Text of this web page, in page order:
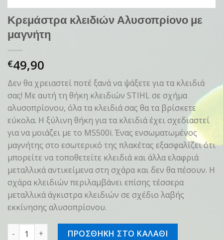
Κρεμάστρα κλειδιών Αλυσοπρίονο με
μαγνήτη
€49,90
Δεν θα χρειαστεί ποτέ ξανά να ψάξετε για τα κλειδιά
σας! Με αυτή τη θήκη κλειδιών STIHL σε σχήμα
αλυσοπρίονου, όλα τα κλειδιά σας θα τα βρίσκετε
εύκολα. Η ξύλινη θήκη για τα κλειδιά έχει σχεδιαστεί
για να μοιάζει με το MS500i. Ένας ενσωματωμένος
μαγνήτης στο εσωτερικό της πλακέτας εξασφαλίζει ότι
μπορείτε να τοποθετείτε κλειδιά και άλλα ελαφριά
μεταλλικά αντικείμενα στη σχάρα και δεν θα πέσουν. Η
σχάρα κλειδιών περιλαμβάνει επίσης τέσσερα
μεταλλικά άγκιστρα κλειδιών σε σχέδιο λαβής
εκκίνησης αλυσοπρίονου.
Κρεμάστρα κλειδιών Αλυσοπρίονο με μαγνήτη ποσότητα
ΠΡΟΣΘΗΚΗ ΣΤΟ ΚΑΛΑΘΙ